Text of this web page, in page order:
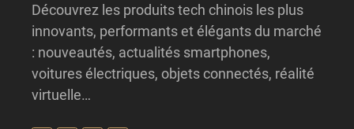
Découvrez les produits tech chinois les plus
innovants, performants et élégants du marché
: nouveautés, actualités smartphones,
voitures électriques, objets connectés, réalité
virtuelle…